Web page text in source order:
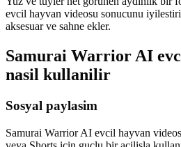
evcil hayvan videosu sonucunu
aksesuar ve sahne ekler.
Samurai Warrior AI
nasil kullanilir
Sosyal paylasim
Samurai Warrior AI evcil hayvan